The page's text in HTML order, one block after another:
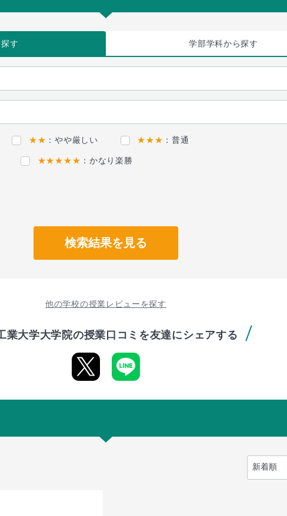
す 学部学科から探す
★★ ：やや厳しい ★★★ ：普通
★★★★★ ：かなり楽勝
検索結果を見る
他の学校の授業レビューを探す
業大学大学院の授業口コミを友達にシェアする